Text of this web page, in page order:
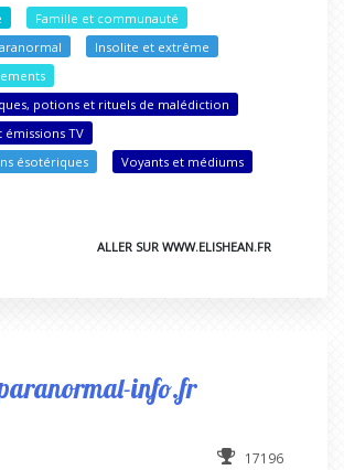
Famille et communauté
Insolite et extrême
potions et rituels de malédiction
TV
ésotériques
Voyants et médiums
ALLER SUR WWW.ELISHEAN.FR
info.fr
17196